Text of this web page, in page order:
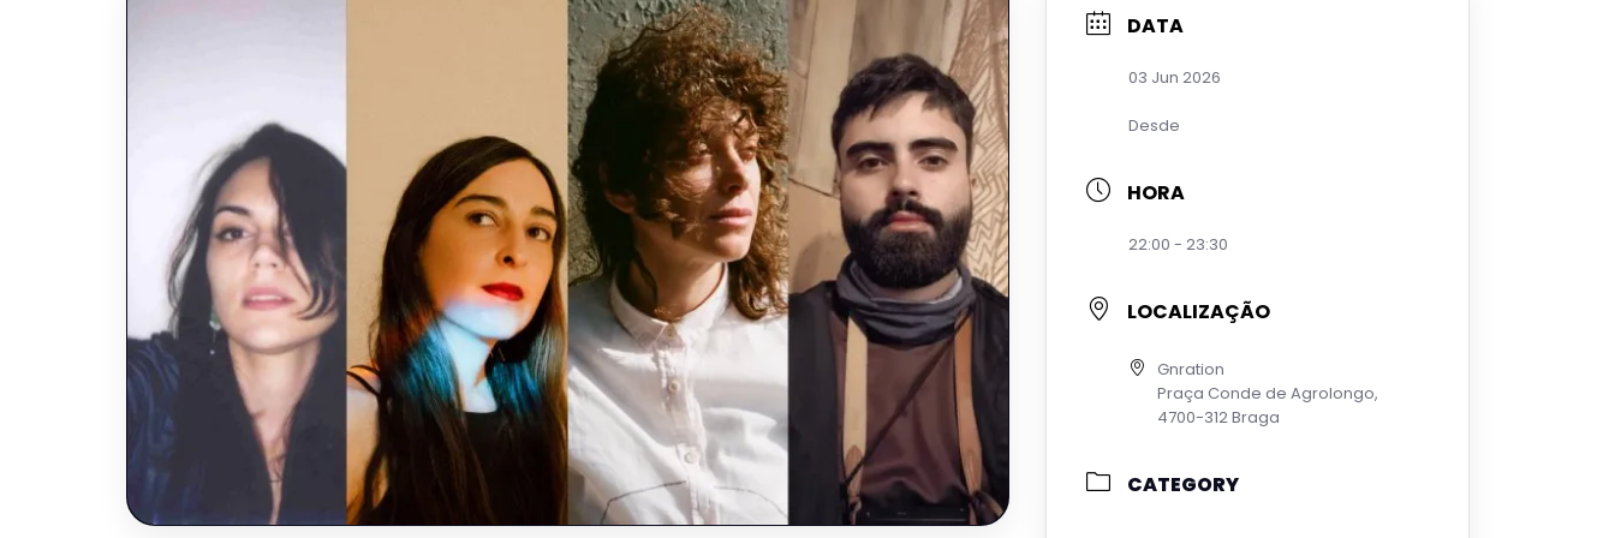
DATA
03 Jun 2026
Desde
HORA
22:00 - 23:30
LOCALIZAÇÃO
Gnration
Praça Conde de Agrolongo,
4700-312 Braga
CATEGORY